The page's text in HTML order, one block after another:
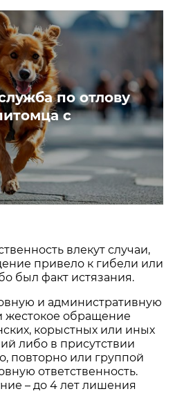
по отлову
с
влекут случаи,
привело к гибели или
был факт истязания.
и административную
жестокое обращение
корыстных или иных
либо в присутствии
повторно или группой
ответственность.
– до 4 лет лишения